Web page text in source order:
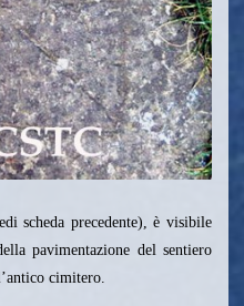
scheda precedente), è visibile
pavimentazione del sentiero
cimitero.